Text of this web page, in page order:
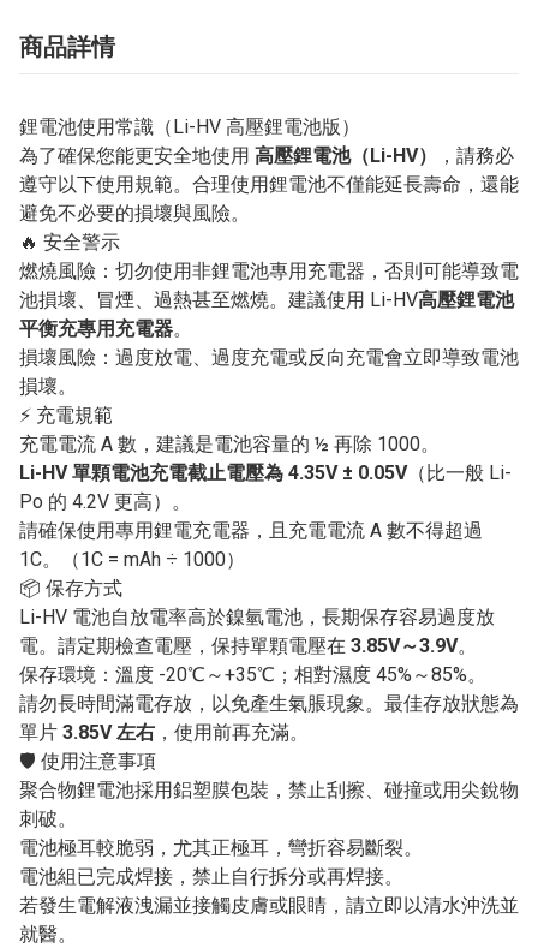
商品詳情
鋰電池使用常識（Li-HV 高壓鋰電池版）
為了確保您能更安全地使用 高壓鋰電池（Li-HV）
，請務必
遵守以下使用規範。合理使用鋰電池不僅能延長壽命，還能
避免不必要的損壞與風險。
🔥 安全警示
燃燒風險：切勿使用非鋰電池專用充電器，否則可能導致電
池損壞、冒煙、過熱甚至燃燒。建議使用 Li-HV高壓鋰電池
平衡充專用充電器。
損壞風險：過度放電、過度充電或反向充電會立即導致電池
損壞。
⚡ 充電規範
充電電流 A 數，建議是電池容量的 ½ 再除 1000。
Li-HV 單顆電池充電截止電壓為 4.35V ± 0.05V（比一般 Li-
Po 的 4.2V 更高）。
請確保使用專用鋰電充電器，且充電電流 A 數不得超過
1C。（1C = mAh ÷ 1000）
📦 保存方式
Li-HV 電池自放電率高於鎳氫電池，長期保存容易過度放
電。請定期檢查電壓，保持單顆電壓在 3.85V～3.9V。
保存環境：溫度 -20℃～+35℃；相對濕度 45%～85%。
請勿長時間滿電存放，以免產生氣脹現象。最佳存放狀態為
單片 3.85V 左右 ，使用前再充滿。
🛡 使用注意事項
聚合物鋰電池採用鋁塑膜包裝，禁止刮擦、碰撞或用尖銳物
刺破。
電池極耳較脆弱，尤其正極耳，彎折容易斷裂。
電池組已完成焊接，禁止自行拆分或再焊接。
若發生電解液洩漏並接觸皮膚或眼睛，請立即以清水沖洗並
就醫。